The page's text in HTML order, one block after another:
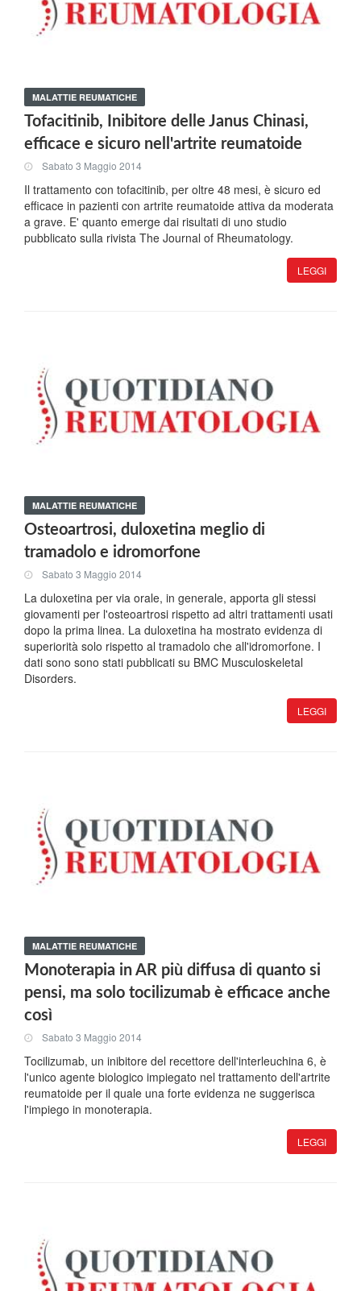
MALATTIE REUMATICHE
Tofacitinib, Inibitore delle Janus Chinasi,
efficace e sicuro nell'artrite reumatoide
Sabato 3 Maggio 2014
Il trattamento con tofacitinib, per oltre 48 mesi, è sicuro ed
efficace in pazienti con artrite reumatoide attiva da moderata
a grave. E' quanto emerge dai risultati di uno studio
pubblicato sulla rivista The Journal of Rheumatology.
LEGGI
MALATTIE REUMATICHE
Osteoartrosi, duloxetina meglio di
tramadolo e idromorfone
Sabato 3 Maggio 2014
La duloxetina per via orale, in generale, apporta gli stessi
giovamenti per l'osteoartrosi rispetto ad altri trattamenti usati
dopo la prima linea. La duloxetina ha mostrato evidenza di
superiorità solo rispetto al tramadolo che all'idromorfone. I
dati sono sono stati pubblicati su BMC Musculoskeletal
Disorders.
LEGGI
MALATTIE REUMATICHE
Monoterapia in AR più diffusa di quanto si
pensi, ma solo tocilizumab è efficace anche
così
Sabato 3 Maggio 2014
Tocilizumab, un inibitore del recettore dell'interleuchina 6, è
l'unico agente biologico impiegato nel trattamento dell'artrite
reumatoide per il quale una forte evidenza ne suggerisca
l'impiego in monoterapia.
LEGGI